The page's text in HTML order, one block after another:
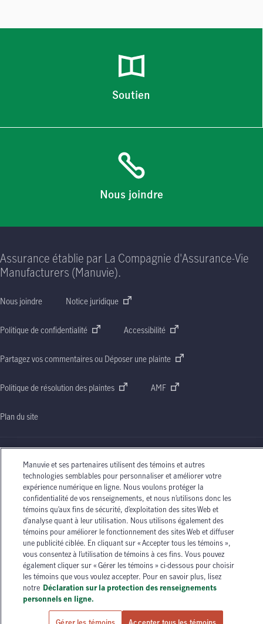
Soutien
Nous joindre
Assurance établie par La Compagnie d'Assurance-Vie
Manufacturers (Manuvie).
Nous joindre Notice juridique
Politique de confidentialité Accessibilité
Partagez vos commentaires ou Déposer une plainte
Politique de résolution des plaintes AMF
Plan du site
Le nom Manuvie, la lettre« M »stylisée et le nom Manuvie accompagné de la lettre
stylisée sont des marques de commerce de La Compagnie d’Assurance-Vie Manufacturers
qu’elle et ses sociétés affiliées utilisent sous licence. © La Compagnie d’Assurance-Vie
Manufacturers, 2026. Tous droits réservés. Manuvie,P.O. Box 670, STN Waterloo,
Waterloo (Ontario)N2J 4B8.
Les circonstances individuelles peuvent varier. Vous pouvez communiquer avec l’un des
conseillers en assurance autorisés de Manuvie ou avec votre agent d’assurance autorisé si
vous avez besoin de conseils sur vos besoins en matière d’assurance.
Manuvie et ses partenaires utilisent des témoins et autres
technologies semblables pour personnaliser et améliorer votre
expérience numérique en ligne. Nous voulons protéger la
confidentialité de vos renseignements, et nous n’utilisons donc les
témoins qu’aux fins de sécurité, d’exploitation des sites Web et
d’analyse quant à leur utilisation. Nous utilisons également des
témoins pour améliorer le fonctionnement des sites Web et diffuser
une publicité ciblée. En cliquant sur « Accepter tous les témoins »,
vous consentez à l’utilisation de témoins à ces fins. Vous pouvez
également cliquer sur « Gérer les témoins » ci-dessous pour choisir
les témoins que vous voulez accepter. Pour en savoir plus, lisez
notre Déclaration sur la protection des renseignements
personnels en ligne.